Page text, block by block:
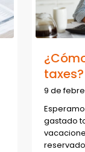
taxes?
9 de
gastado